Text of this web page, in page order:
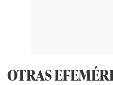
OTRAS